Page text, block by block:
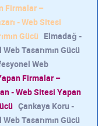
Firmalar –
- Web Sitesi
Gücü Elmadağ -
Tasarımın Gücü
Web
Firmalar –
- Web Sitesi Yapan
Çankaya Koru -
Tasarımın Gücü